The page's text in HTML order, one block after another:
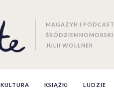
MAGAZYN I PODCAST
ŚRÓDZIEMNOMORSKI
JULII WOLLNER
KULTURA KSIĄŻKI LUDZIE